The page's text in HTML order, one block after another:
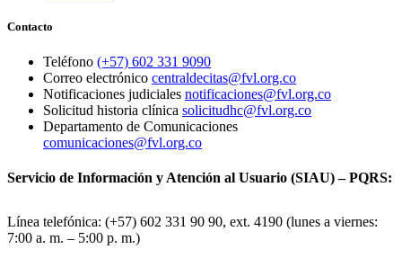
Contacto
Teléfono (+57) 602 331 9090
Correo electrónico centraldecitas@fvl.org.co
Notificaciones judiciales notificaciones@fvl.org.co
Solicitud historia clínica solicitudhc@fvl.org.co
Departamento de Comunicaciones
comunicaciones@fvl.org.co
Servicio de Información y Atención al Usuario (SIAU) – PQRS:
Línea telefónica: (+57) 602 331 90 90, ext. 4190 (lunes a viernes:
7:00 a. m. – 5:00 p. m.)